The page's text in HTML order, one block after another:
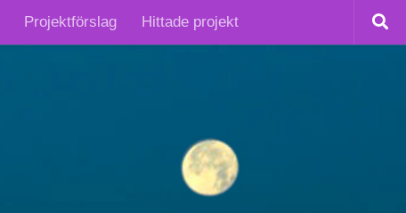
Projektförslag Hittade projekt